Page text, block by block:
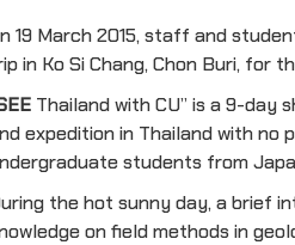
19 March 2015, staff and
in Ko Si Chang, Chon Buri, for
Thailand with CU” is a 9-
expedition in Thailand with no
students from
the hot sunny day, a brief
on field methods in